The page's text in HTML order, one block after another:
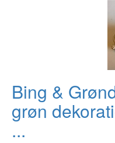
Bing &
grøn
...